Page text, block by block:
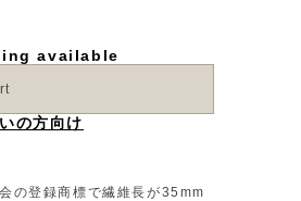
available
の方向け
の登録商標で繊維長が35mm